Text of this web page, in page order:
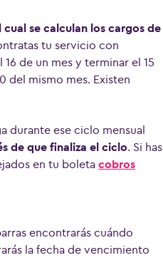
se calculan los cargos de
tu servicio con
de un mes y terminar el 15
del mismo mes. Existen
durante ese ciclo mensual
de que finaliza el ciclo. Si has
en tu boleta cobros
encontrarás cuándo
la fecha de vencimiento